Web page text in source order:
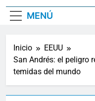
MENÚ
Inicio
EEUU
San Andrés: el peligro
temidas del mundo